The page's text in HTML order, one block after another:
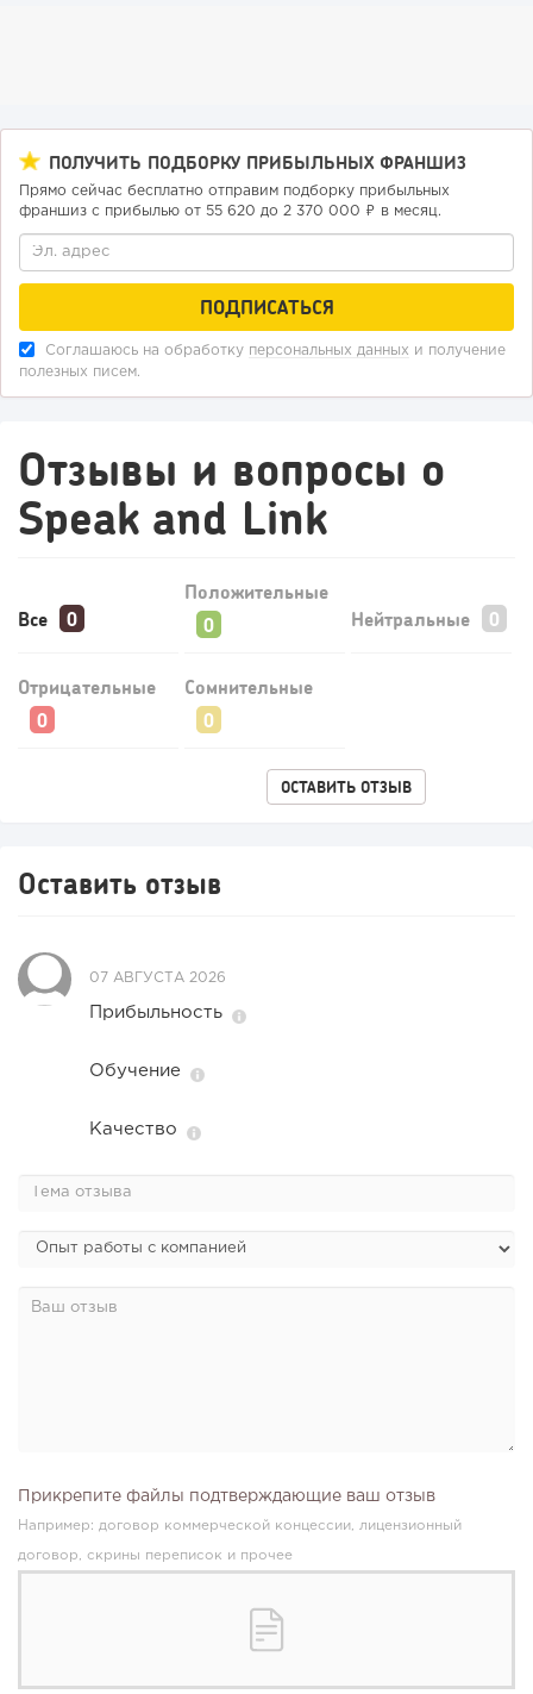
ПОЛУЧИТЬ ПОДБОРКУ ПРИБЫЛЬНЫХ ФРАНШИЗ
Прямо сейчас бесплатно отправим подборку прибыльных
франшиз с прибылью от 55 620 до 2 370 000 ₽ в месяц.
Соглашаюсь на обработку персональных данных и получение
полезных писем.
Отзывы и вопросы о
Speak and Link
Все
Положительные
Нейтральные
Отрицательные Сомнительные
ОСТАВИТЬ ОТЗЫВ
Оставить отзыв
07 АВГУСТА 2026
Прибыльность
Обучение
Качество
Прикрепите файлы подтверждающие ваш отзыв
Например: договор коммерческой концессии, лицензионный
договор, скрины переписок и прочее